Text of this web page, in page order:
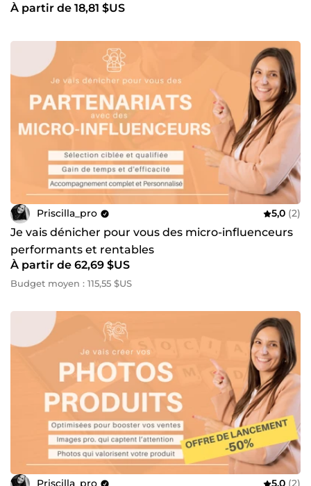
À partir de 18,81 $US
Priscilla_pro 5,0 (2)
Je vais dénicher pour vous des micro-influenceurs
performants et rentables
À partir de 62,69 $US
Budget moyen : 115,55 $US
Priscilla_pro 5,0 (2)